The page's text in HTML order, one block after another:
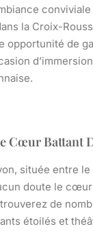
la Croix-
opportunité de
Cœur Battant
située entre
doute le
de
étoilés et